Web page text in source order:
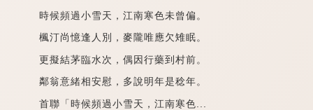
時候頻過小雪天，江南寒色未曾偏。
楓汀尚憶逢人別，麥隴唯應欠雉眠。
更擬結茅臨水次，偶因行藥到村前。
鄰翁意緒相安慰，多說明年是稔年。
首聯「時候頻過小雪天，江南寒色...